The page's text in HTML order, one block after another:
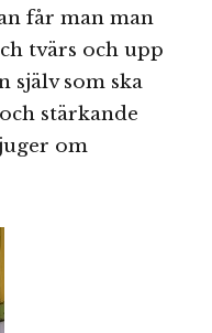
får man man
tvärs och upp
själv som ska
stärkande
om